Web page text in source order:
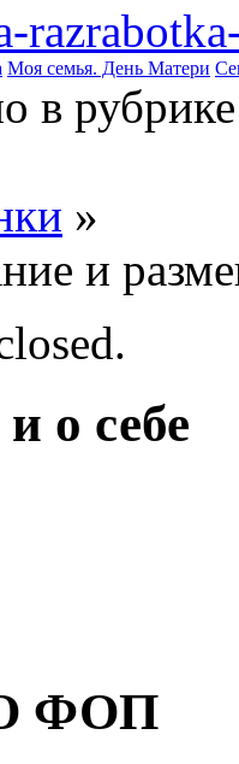
Моя семья. День Матери
в
»
и
о себе
ФОП